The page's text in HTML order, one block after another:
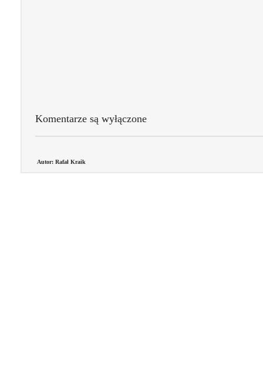
Komentarze są wyłączone
Autor: Rafał Kraik